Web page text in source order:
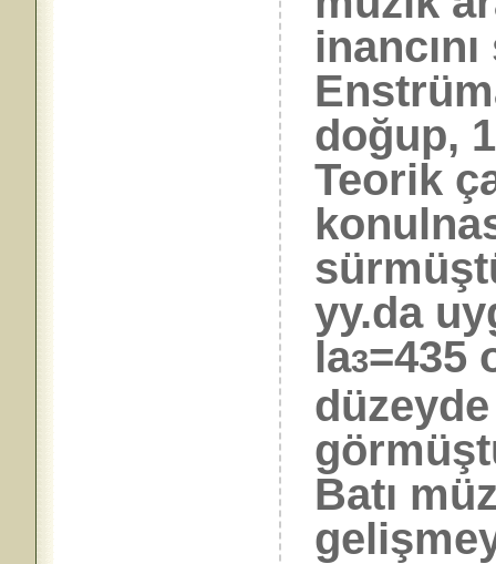
doğup,
Teorik
yy.da
la3=435
Batı